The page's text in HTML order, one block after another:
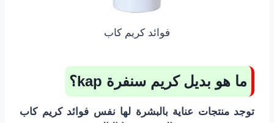
فوائد كريم كاب
ما هو بديل كريم سنفرة kap؟
توجد منتجات عناية بالبشرة لها نفس فوائد كريم كاب